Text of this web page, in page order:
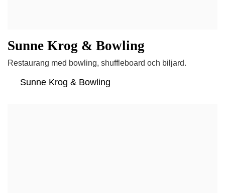
Sunne Krog & Bowling
Restaurang med bowling, shuffleboard och biljard.
Sunne Krog & Bowling